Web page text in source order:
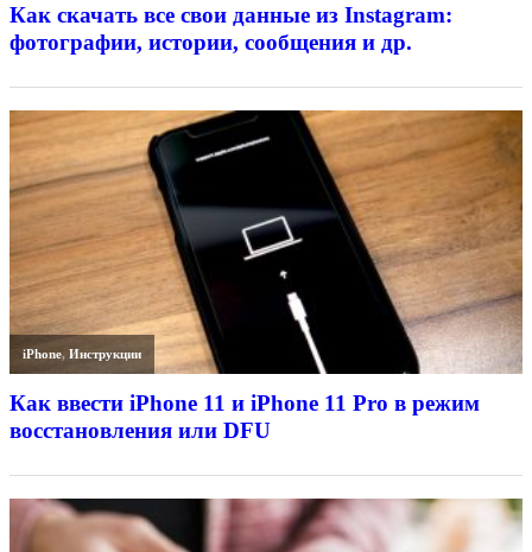
Как скачать все свои данные из Instagram:
фотографии, истории, сообщения и др.
iPhone,Инструкции
Как ввести iPhone 11 и iPhone 11 Pro в режим
восстановления или DFU